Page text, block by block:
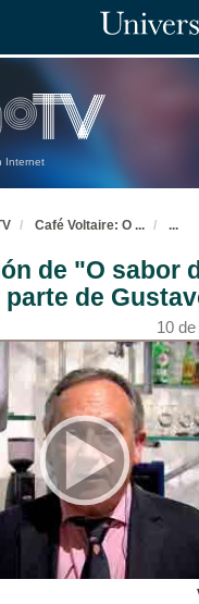
Internet
Café Voltaire: O ... ...
de "O sabor
de
10